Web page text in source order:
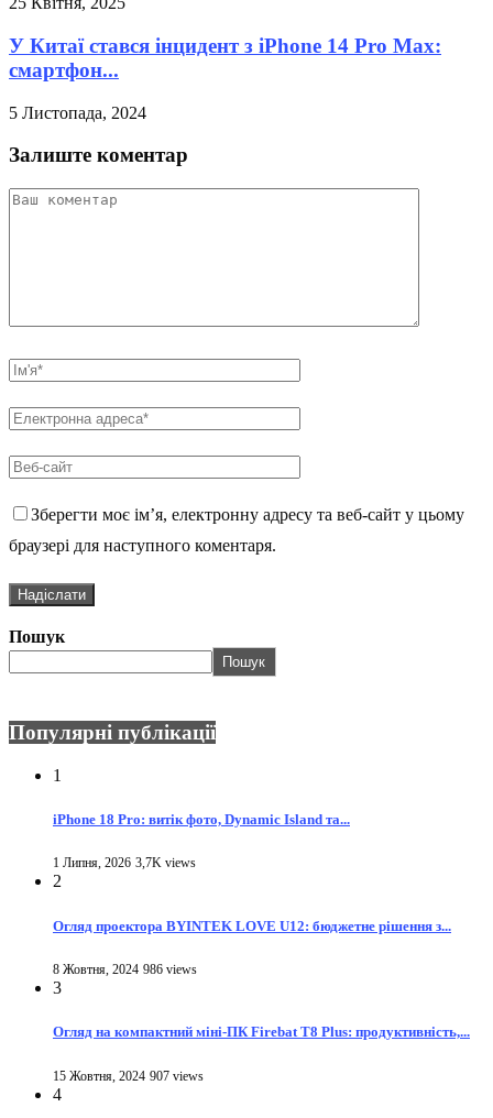
У Китаї стався інцидент з iPhone 14 Pro Max:
смартфон...
5 Листопада, 2024
Залиште коментар
Зберегти моє ім’я, електронну адресу та веб-сайт у цьому
браузері для наступного коментаря.
Пошук
Пошук
Популярні публікації
1
iPhone 18 Pro: витік фото, Dynamic Island та...
1 Липня, 2026 3,7K views
2
Огляд проектора BYINTEK LOVE U12: бюджетне рішення з...
8 Жовтня, 2024 986 views
3
Огляд на компактний міні-ПК Firebat T8 Plus: продуктивність,...
15 Жовтня, 2024 907 views
4